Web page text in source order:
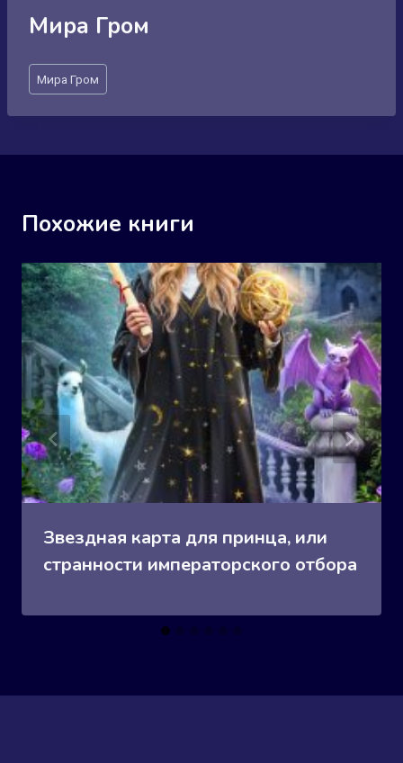
Мира Гром
Метки
записи:
Мира Гром
Похожие книги
Звездная карта для принца, или
странности императорского отбора